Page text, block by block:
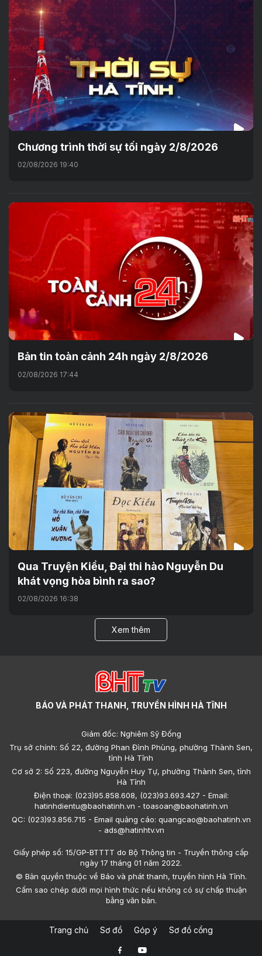
Chương trình thời sự tối ngày 2/8/2026
02/08/2026 19:40
Bản tin toàn cảnh 24h ngày 2/8/2026
02/08/2026 17:44
Qua Truyện Kiều, Đại thi hào Nguyễn Du
khát vọng hòa bình ra sao?
02/08/2026 16:38
Xem thêm
BÁO VÀ PHÁT THANH, TRUYỀN HÌNH HÀ TĨNH
Giám đốc: Nghiêm Sỹ Đống
Trụ sở chính: Số 22, đường Phan Đình Phùng, phường Thành Sen,
tỉnh Hà Tĩnh
Cơ sở 2: Số 223, đường Nguyễn Huy Tự, phường Thành Sen, tỉnh
Hà Tĩnh
Điện thoại: (023)95.858.608, (023)93.693.427 - Email:
hatinhdientu@baohatinh.vn - toasoan@baohatinh.vn
QC: (023)93.856.715 - Email quảng cáo: quangcao@baohatinh.vn
- ads@hatinhtv.vn
Giấy phép số: 15/GP-BTTTT do Bộ Thông tin - Truyền thông cấp
ngày 17 tháng 01 năm 2022.
© Bản quyền thuộc về Báo và phát thanh, truyền hình Hà Tĩnh.
Cấm sao chép dưới mọi hình thức nếu không có sự chấp thuận
bằng văn bản.
Trang chủ Sơ đồ Góp ý Sơ đồ cổng